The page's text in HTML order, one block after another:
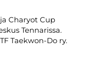
Charyot Cup
Tennarissa.
Taekwon-Do ry.